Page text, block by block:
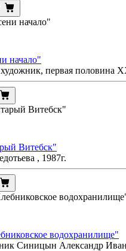
начало"
первая половина
Витебск"
, 1987г.
водохранилище"
Синицын Александр